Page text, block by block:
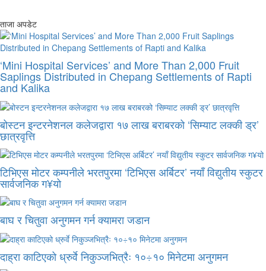
ताजा अपडेट
‘Mini Hospital Services’ and More Than 2,000 Fruit
Saplings Distributed in Chepang Settlements of Rapti
and Kalika
बोस्टन इन्टरनेशनल कलेजद्वारा १७ लाख बराबरको ‘सिम्याट लक्की ड्र’
छात्रवृत्ति
टिभिएस मोटर कम्पनीले भरतपुरमा ‘टिभिएस अर्बिटर’ नयाँ विद्युतीय स्कुटर
सार्वजनिक ग¥यो
बाघ र चितुवा अनुगमन गर्न क्यामरा जडान
दाह्रा काटिएको ध्रुर्वे निकुञ्जभित्रैः १०÷१० मिनेटमा अनुगमन